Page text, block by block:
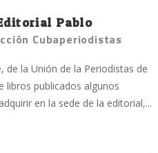
Pablo
Cubaperiodistas
de la Unión de la Periodistas de
libros publicados algunos
en la sede de la editorial,...